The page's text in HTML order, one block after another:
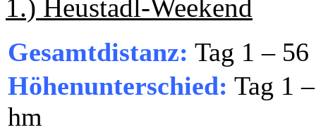
1.) Heustadl-Weekend
Gesamtdistanz: Tag 1 –
Höhenunterschied: Tag 1
hm